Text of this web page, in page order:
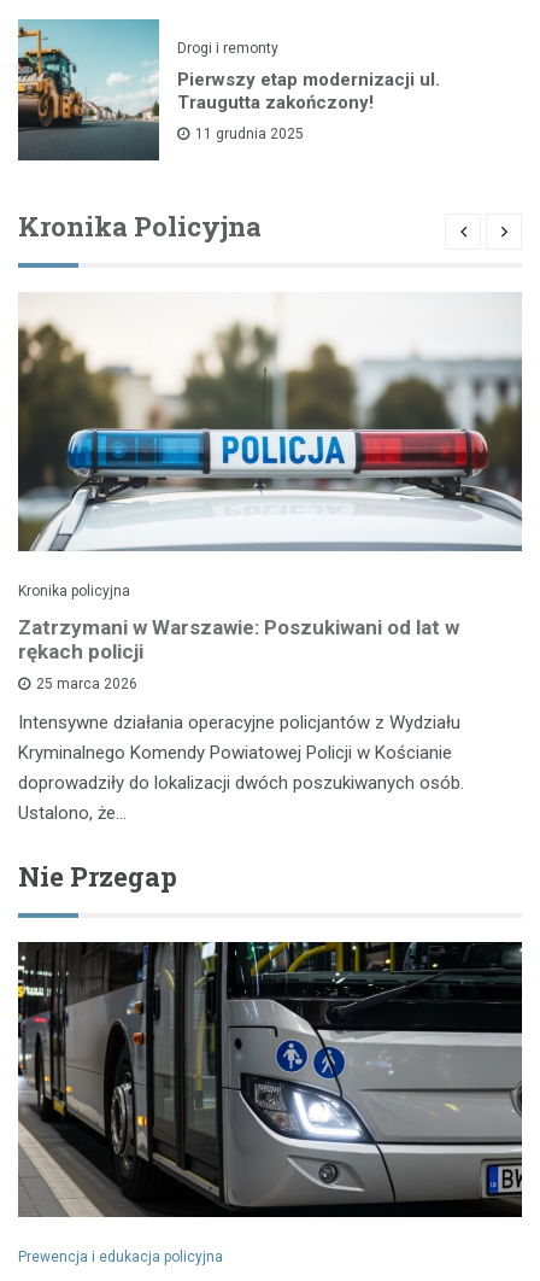
Drogi i remonty
Pierwszy etap modernizacji ul.
Traugutta zakończony!
11 grudnia 2025
Kronika Policyjna
Kronika policyjna
Zatrzymani w Warszawie: Poszukiwani od lat w
rękach policji
25 marca 2026
Intensywne działania operacyjne policjantów z Wydziału
Kryminalnego Komendy Powiatowej Policji w Kościanie
doprowadziły do lokalizacji dwóch poszukiwanych osób.
Ustalono, że…
Nie Przegap
Prewencja i edukacja policyjna